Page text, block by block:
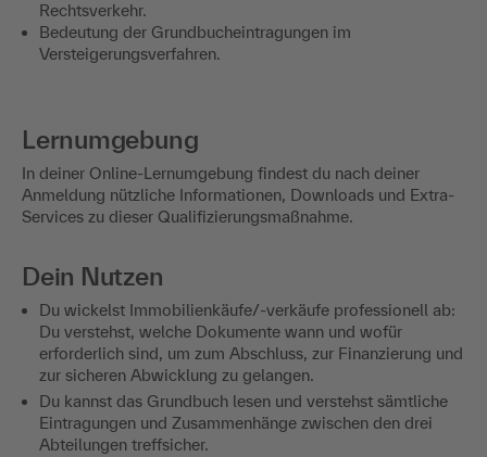
Rechtsverkehr.
Bedeutung der Grundbucheintragungen im
Versteigerungsverfahren.
Lernumgebung
In deiner Online-Lernumgebung findest du nach deiner
Anmeldung nützliche Informationen, Downloads und Extra-
Services zu dieser Qualifizierungsmaßnahme.
Dein Nutzen
Du wickelst Immobilienkäufe/-verkäufe professionell ab:
Du verstehst, welche Dokumente wann und wofür
erforderlich sind, um zum Abschluss, zur Finanzierung und
zur sicheren Abwicklung zu gelangen.
Du kannst das Grundbuch lesen und verstehst sämtliche
Eintragungen und Zusammenhänge zwischen den drei
Abteilungen treffsicher.